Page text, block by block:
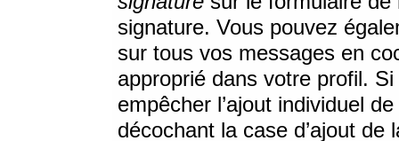
signature. Vous pouvez
sur tous vos messages en
approprié dans votre profil.
empêcher l’ajout individuel
décochant la case d’ajout